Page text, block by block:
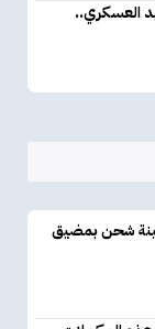
العسكري..
شحن بمضيق